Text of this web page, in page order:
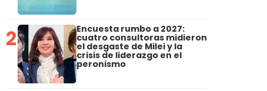
2 Encuesta rumbo a 2027:
cuatro consultoras midieron
el desgaste de Milei y la
crisis de liderazgo en el
peronismo